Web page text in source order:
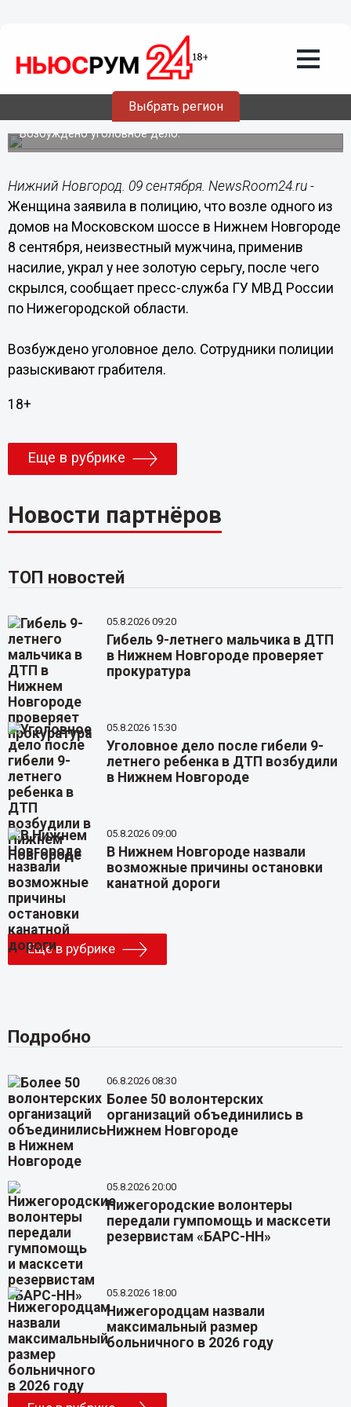
Выбрать регион
09.09.201510:25
Мужчина сорвал золотую серьгу с
женщины на Московском шоссе
Возбуждено уголовное дело.
Нижний Новгород. 09 сентября. NewsRoom24.ru -
Женщина заявила в полицию, что возле одного из
домов на Московском шоссе в Нижнем Новгороде
8 сентября, неизвестный мужчина, применив
насилие, украл у нее золотую серьгу, после чего
скрылся, сообщает пресс-служба ГУ МВД России
по Нижегородской области.
Возбуждено уголовное дело. Сотрудники полиции
разыскивают грабителя.
18+
Еще в рубрике
Новости партнёров
ТОП новостей
05.8.2026 09:20
Гибель 9-летнего мальчика в ДТП
в Нижнем Новгороде проверяет
прокуратура
05.8.2026 15:30
Уголовное дело после гибели 9-
летнего ребенка в ДТП возбудили
в Нижнем Новгороде
05.8.2026 09:00
В Нижнем Новгороде назвали
возможные причины остановки
канатной дороги
Еще в рубрике
Подробно
06.8.2026 08:30
Более 50 волонтерских
организаций объединились в
Нижнем Новгороде
05.8.2026 20:00
Нижегородские волонтеры
передали гумпомощь и масксети
резервистам «БАРС-НН»
05.8.2026 18:00
Нижегородцам назвали
максимальный размер
больничного в 2026 году